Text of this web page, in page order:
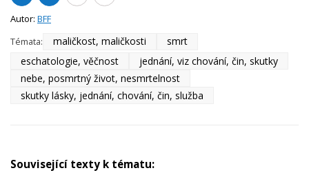
Autor: BFF
Témata:
maličkost, maličkosti
smrt
eschatologie, věčnost
jednání, viz chování, čin, skutky
nebe, posmrtný život, nesmrtelnost
skutky lásky, jednání, chování, čin, služba
Související texty k tématu: